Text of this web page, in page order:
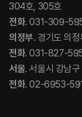
304호, 305호
전화. 031-309-
의정부. 경기도 의
전화. 031-827-
서울. 서울시 강남
전화. 02-6953-